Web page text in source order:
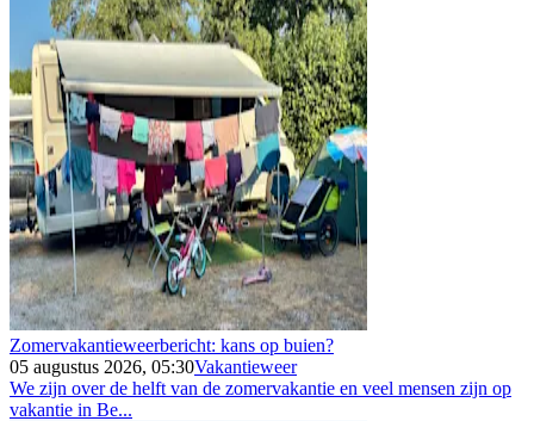
Zomervakantieweerbericht: kans op buien?
05 augustus 2026, 05:30Vakantieweer
We zijn over de helft van de zomervakantie en veel mensen zijn op
vakantie in Be...